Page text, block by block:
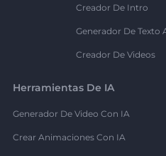
Creador De Intro
Generador De Texto
Creador De Videos
Herramientas De IA
Generador De Video Con IA
Crear Animaciones Con IA